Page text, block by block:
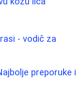
- vodič za
preporuke i